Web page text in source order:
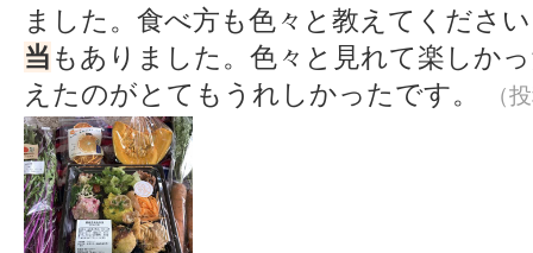
ました。食べ方も色々と教えてくださ
当 もありました。色々と見れて楽しか
えたのがとてもうれしかったです。
（